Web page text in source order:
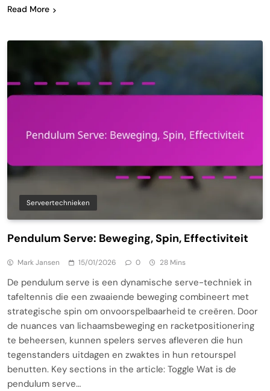
Read More
Serveertechnieken
Pendulum Serve: Beweging, Spin, Effectiviteit
Mark Jansen 15/01/2026 0 28 Mins
De pendulum serve is een dynamische serve-techniek in
tafeltennis die een zwaaiende beweging combineert met
strategische spin om onvoorspelbaarheid te creëren. Door
de nuances van lichaamsbeweging en racketpositionering
te beheersen, kunnen spelers serves afleveren die hun
tegenstanders uitdagen en zwaktes in hun retourspel
benutten. Key sections in the article: Toggle Wat is de
pendulum serve…